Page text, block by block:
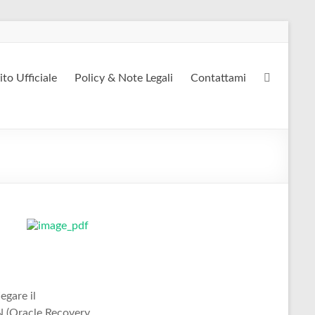
Ufficiale Policy & Note Legali Contattami
il